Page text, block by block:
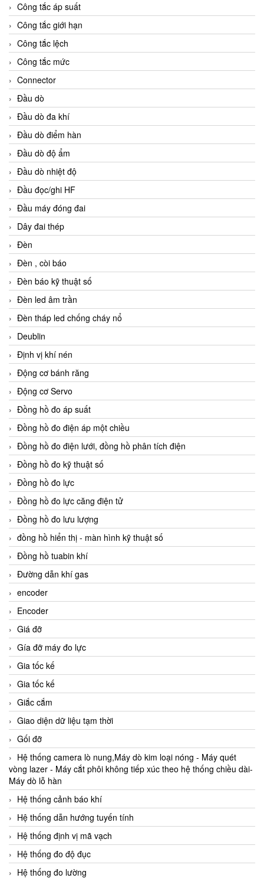
Công tắc áp suất
Công tắc giới hạn
Công tắc lệch
Công tắc mức
Connector
Đầu dò
Đầu dò đa khí
Đầu dò điểm hàn
Đầu dò độ ẩm
Đầu dò nhiệt độ
Đầu đọc/ghi HF
Đầu máy đóng đai
Dây đai thép
Đèn
Đèn , còi báo
Đèn báo kỹ thuật số
Đèn led âm trần
Đèn tháp led chống cháy nổ
Deublin
Định vị khí nén
Động cơ bánh răng
Động cơ Servo
Đồng hồ đo áp suất
Đồng hồ đo điện áp một chiều
Đồng hồ đo điện lưới, đồng hồ phân tích điện
Đồng hồ đo kỹ thuật số
Đồng hồ đo lực
Đồng hồ đo lực căng điện tử
Đồng hồ đo lưu lượng
đồng hồ hiển thị - màn hình kỹ thuật số
Đồng hồ tuabin khí
Đường dẫn khí gas
encoder
Encoder
Giá đỡ
Gía đỡ máy đo lực
Gia tốc kế
Gia tốc kế
Giắc cắm
Giao diện dữ liệu tạm thời
Gối đỡ
Hệ thống camera lò nung,Máy dò kim loại nóng - Máy quét
vòng lazer - Máy cắt phôi không tiếp xúc theo hệ thống chiều dài-
Máy dò lỗ hàn
Hệ thống cảnh báo khí
Hệ thống dẫn hướng tuyến tính
Hệ thống định vị mã vạch
Hệ thống đo độ đục
Hệ thống đo lường